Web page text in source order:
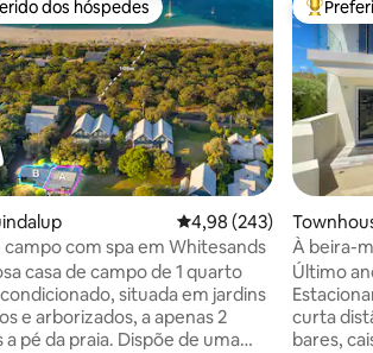
melhores preferidos dos hóspedes
dos hóspedes
4,98 de uma avaliação
4,98 (243)
campo com spa em Whitesands
casa de campo de 1 quarto
situada em jardins
e arborizados, a apenas 2
pé da praia. Dispõe de uma
Entre
n
À beira-
Último
curta
bares,